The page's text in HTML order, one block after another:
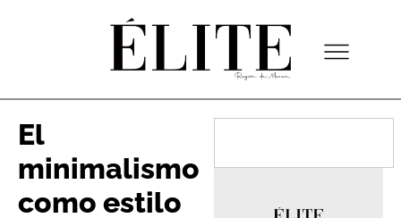
El
minimalismo
como estilo